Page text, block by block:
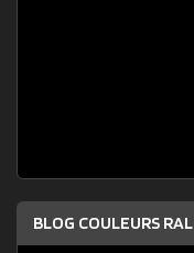
BLOG COULEURS RAL